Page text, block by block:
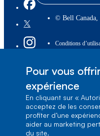
© Bell Canada,
Conditions
1, carrefour
Pour vous
expérience
En cliquant sur «
acceptez de les
profiter d’une
aider au marketing
du site.